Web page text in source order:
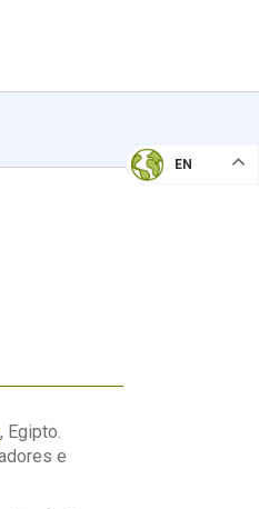
EN
, Egipto.
e